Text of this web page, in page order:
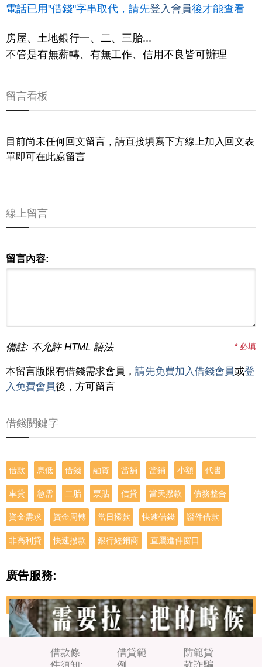
電話已用"借錢"字串取代，請先登入會員後才能查看
房屋、土地銀行一、二、三胎...
不管是有無薪轉、有無工作、信用不良皆可辦理
留言看板
目前尚未任何回文留言，請直接填寫下方線上加入回文表
單即可在此處留言
線上留言
留言內容:
備註: 不允許 HTML 語法 *必填
本留言版限有借錢需求會員， 請先免費加入借錢會員或登
入免費會員後，方可留言
借錢關鍵字
借款 息低 借錢 融資 當舖 當鋪 小額 代書
車貸 急需 二胎 票貼 信貸 當天撥款 債務整合
資金需求 資金周轉 當日撥款 快速借錢 證件借款
非高利貸 快速撥款 銀行經銷商 直屬進件窗口
廣告服務:
借款條
借貸範
防範貸